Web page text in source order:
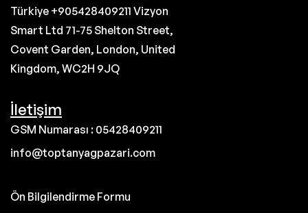
Türkiye +905428409211 Vizyon
Smart Ltd 71-75 Shelton Street,
Covent Garden, London, United
Kingdom, WC2H 9JQ
İletişim
GSM Numarası : 05428409211
info@toptanyagpazari.com
Ön Bilgilendirme Formu